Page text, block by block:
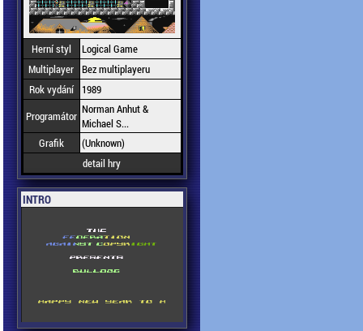
Herní styl
Logical Game
Multiplayer Bez multiplayeru
Rok vydání
1989
Programátor Norman Anhut &
Michael S...
Grafik
(Unknown)
detail hry
INTRO